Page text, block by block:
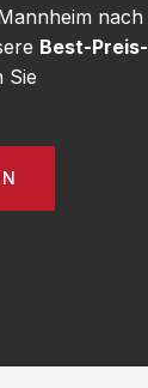
nach
Best-Preis-
Sie